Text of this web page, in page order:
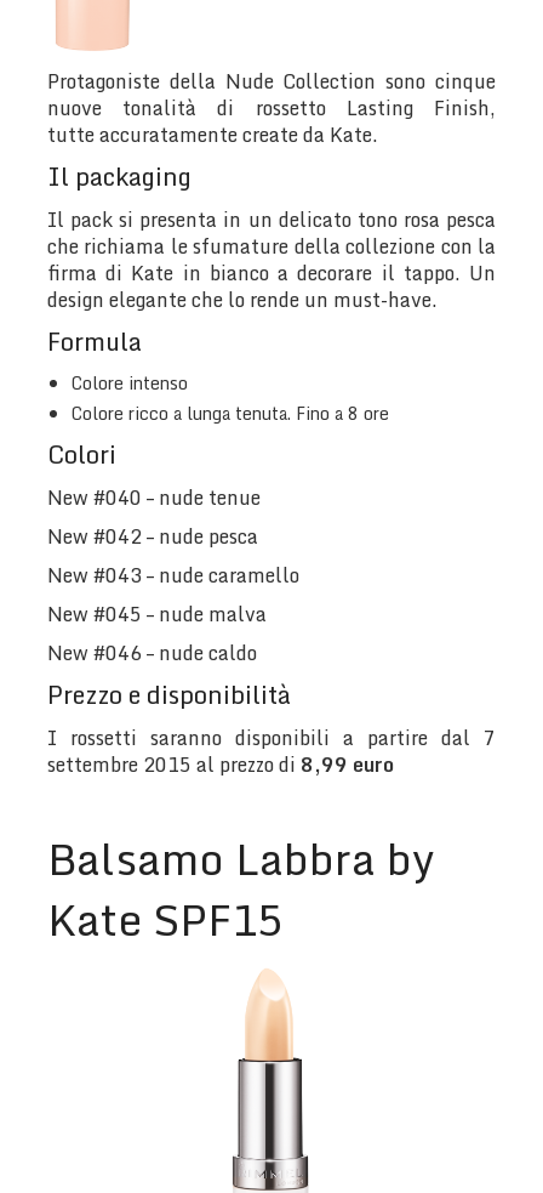
Protagoniste della Nude Collection sono cinque
nuove tonalità di rossetto Lasting Finish,
tutte accuratamente create da Kate.
Il packaging
Il pack si presenta in un delicato tono rosa pesca
che richiama le sfumature della collezione con la
firma di Kate in bianco a decorare il tappo. Un
design elegante che lo rende un must-have.
Formula
Colore intenso
Colore ricco a lunga tenuta. Fino a 8 ore
Colori
New #040 – nude tenue
New #042 – nude pesca
New #043 – nude caramello
New #045 – nude malva
New #046 – nude caldo
Prezzo e disponibilità
I rossetti saranno disponibili a partire dal 7
settembre 2015 al prezzo di 8,99 euro
Balsamo Labbra by
Kate SPF15